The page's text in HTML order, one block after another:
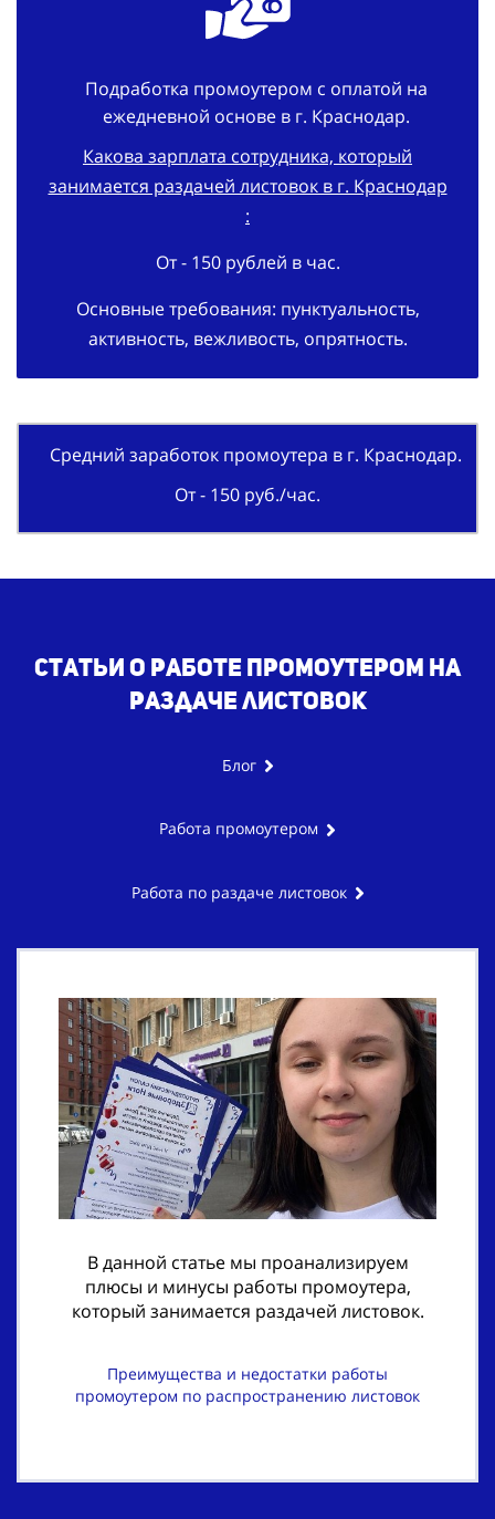
Подработка промоутером с оплатой на
ежедневной основе в г. Краснодар.
Какова зарплата сотрудника, который
занимается раздачей листовок в г. Краснодар
:
От - 150 рублей в час.
Основные требования: пунктуальность,
активность, вежливость, опрятность.
Средний заработок промоутера в г. Краснодар.
От - 150 руб./час.
Статьи о работе промоутером на
раздаче листовок
Блог
Работа промоутером
Работа по раздаче листовок
В данной статье мы проанализируем
плюсы и минусы работы промоутера,
который занимается раздачей листовок.
Преимущества и недостатки работы
промоутером по распространению листовок